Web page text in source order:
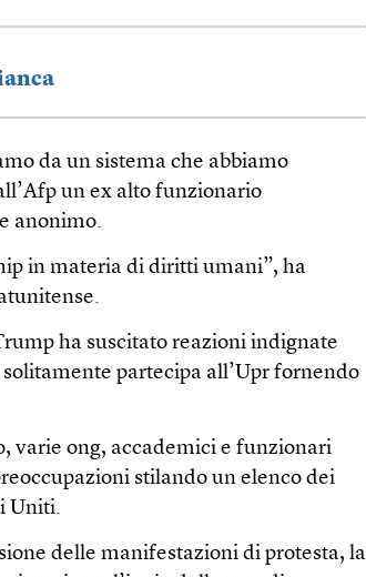
da un sistema che abbiamo
un ex alto funzionario
anonimo.
in materia di diritti umani”, ha
ha suscitato reazioni indignate
partecipa all’Upr fornendo
varie ong, accademici e funzionari
stilando un elenco dei
Uniti.
delle manifestazioni di protesta, la